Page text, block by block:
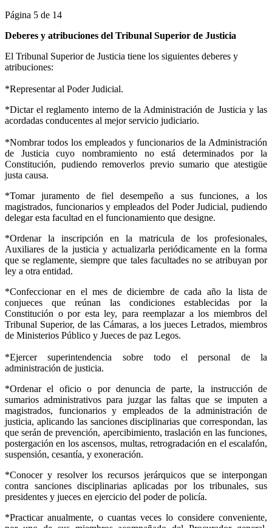
Página 5 de 14
Deberes y atribuciones del Tribunal Superior de Justicia
El Tribunal Superior de Justicia tiene los siguientes deberes y
atribuciones:
*Representar al Poder Judicial.
*Dictar el reglamento interno de la Administración de Justicia y las
acordadas conducentes al mejor servicio judiciario.
*Nombrar todos los empleados y funcionarios de la Administración
de Justicia cuyo nombramiento no está determinados por la
Constitución, pudiendo removerlos previo sumario que atestigüe
justa causa.
*Tomar juramento de fiel desempeño a sus funciones, a los
magistrados, funcionarios y empleados del Poder Judicial, pudiendo
delegar esta facultad en el funcionamiento que designe.
*Ordenar la inscripción en la matricula de los profesionales,
Auxiliares de la justicia y actualizarla periódicamente en la forma
que se reglamente, siempre que tales facultades no se atribuyan por
ley a otra entidad.
*Confeccionar en el mes de diciembre de cada año la lista de
conjueces que reúnan las condiciones establecidas por la
Constitución o por esta ley, para reemplazar a los miembros del
Tribunal Superior, de las Cámaras, a los jueces Letrados, miembros
de Ministerios Público y Jueces de paz Legos.
*Ejercer superintendencia sobre todo el personal de la
administración de justicia.
*Ordenar el oficio o por denuncia de parte, la instrucción de
sumarios administrativos para juzgar las faltas que se imputen a
magistrados, funcionarios y empleados de la administración de
justicia, aplicando las sanciones disciplinarias que correspondan, las
que serán de prevención, apercibimiento, traslación en las funciones,
postergación en los ascensos, multas, retrogradación en el escalafón,
suspensión, cesantía, y exoneración.
*Conocer y resolver los recursos jerárquicos que se interpongan
contra sanciones disciplinarias aplicadas por los tribunales, sus
presidentes y jueces en ejercicio del poder de policía.
*Practicar anualmente, o cuantas veces lo considere conveniente,